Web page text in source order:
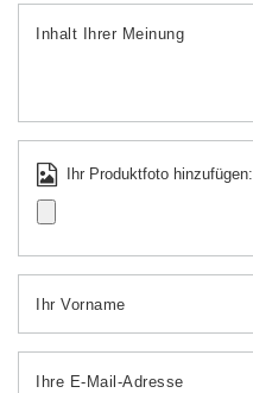
Inhalt Ihrer Meinung
Ihr Produktfoto hinzufügen:
Ihr Vorname
Ihre E-Mail-Adresse